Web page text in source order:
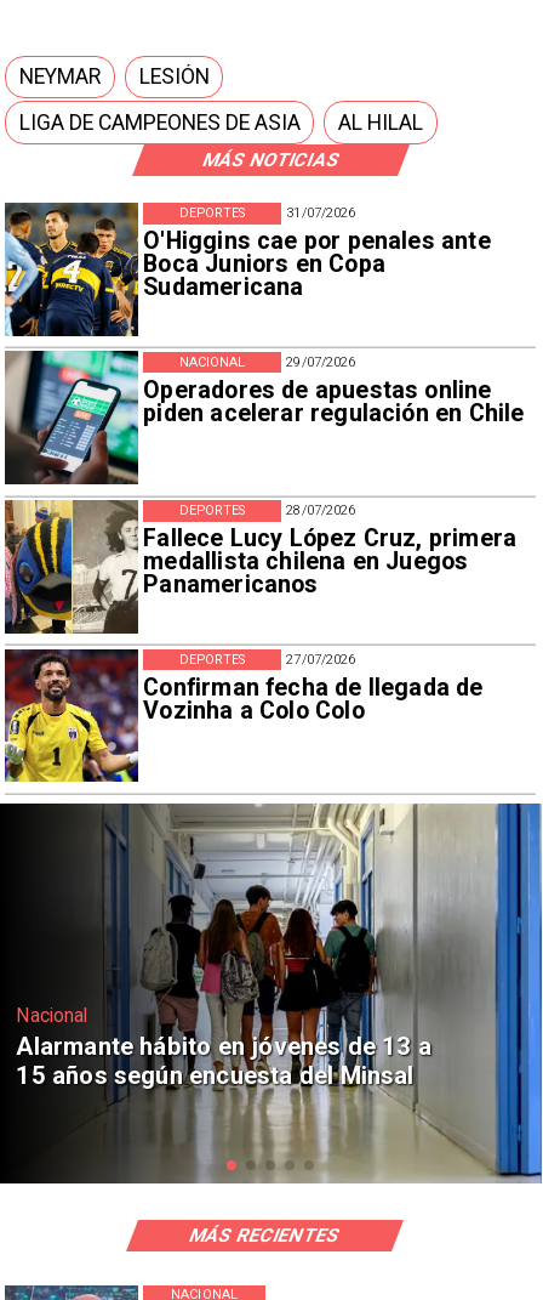
MÁS NOTICIAS
31/07/2026
O'Higgins cae por penales ante
Boca Juniors en Copa
Sudamericana
DEPORTES
29/07/2026
Operadores de apuestas online
piden acelerar regulación en Chile
NACIONAL
28/07/2026
Fallece Lucy López Cruz, primera
medallista chilena en Juegos
Panamericanos
DEPORTES
27/07/2026
Confirman fecha de llegada de
Vozinha a Colo Colo
DEPORTES
NEYMAR
LESIÓN
LIGA DE CAMPEONES DE ASIA
AL HILAL
Regiones
Aprueban creación del Parque
Sebastián Piñera con inversión de $4
mil millones
NACIONAL
MÁS RECIENTES